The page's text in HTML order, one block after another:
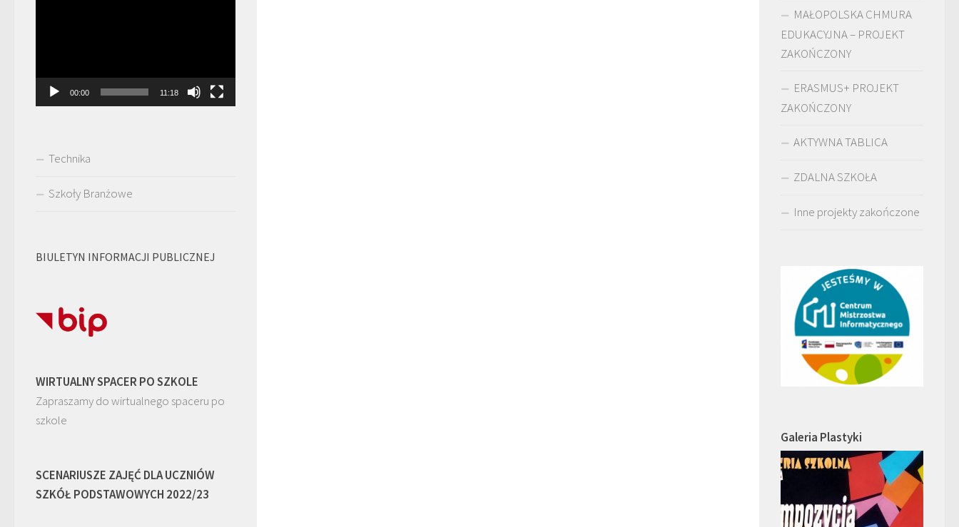
00:00 11:18
Technika
Szkoły Branżowe
BIULETYN INFORMACJI PUBLICZNEJ
WIRTUALNY SPACER PO SZKOLE
Zapraszamy do wirtualnego spaceru po
szkole
SCENARIUSZE ZAJĘĆ DLA UCZNIÓW
SZKÓŁ PODSTAWOWYCH 2022/23
MAŁOPOLSKA CHMURA
EDUKACYJNA – PROJEKT
ZAKOŃCZONY
ERASMUS+ PROJEKT
ZAKOŃCZONY
AKTYWNA TABLICA
ZDALNA SZKOŁA
Inne projekty zakończone
Galeria Plastyki